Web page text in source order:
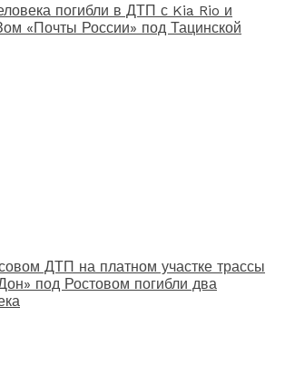
погибли в ДТП с Kia Rio и
«Почты России» под Тацинской
ДТП на платном участке трассы
под Ростовом погибли два